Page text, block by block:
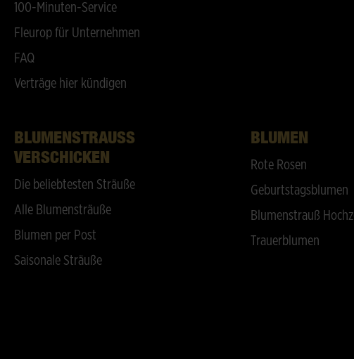
100-Minuten-Service
Fleurop für Unternehmen
FAQ
Verträge hier kündigen
BLUMENSTRAUSS V
ERSCHICKEN
Die beliebtesten Sträuße
Alle Blumensträuße
Blumen per Post
Saisonale Sträuße
BLUMEN
Rote Rosen
Geburtstagsblumen
Blumenstrauß
Trauerblumen